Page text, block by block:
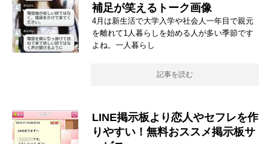
補足が笑えるトーク画像
4月は新生活で大学入学や社会人一年目で親元
を離れて1人暮らしを始める人が多い季節です
よね。一人暮らし
記事を読む
LINE掲示板より恋人やセフレを作
りやすい！無料おススメ掲示板サ